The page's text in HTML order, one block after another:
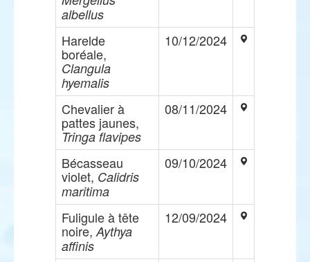
albellus
Harelde
boréale,
Clangula
hyemalis
10/12/2024
Chevalier à
pattes jaunes,
Tringa flavipes
08/11/2024
Bécasseau
violet, Calidris
maritima
09/10/2024
Fuligule à tête
noire, Aythya
affinis
12/09/2024